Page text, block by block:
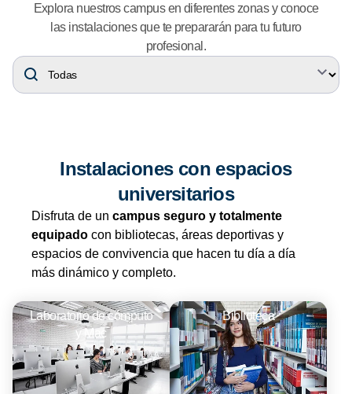
Explora nuestros campus en diferentes zonas y conoce
las instalaciones que te prepararán para tu futuro
profesional.
Instalaciones con espacios
universitarios
Disfruta de un campus seguro y totalmente
equipado con bibliotecas, áreas deportivas y
espacios de convivencia que hacen tu día a día
más dinámico y completo.
Laboratorio de cómputo
y Mac
Biblioteca